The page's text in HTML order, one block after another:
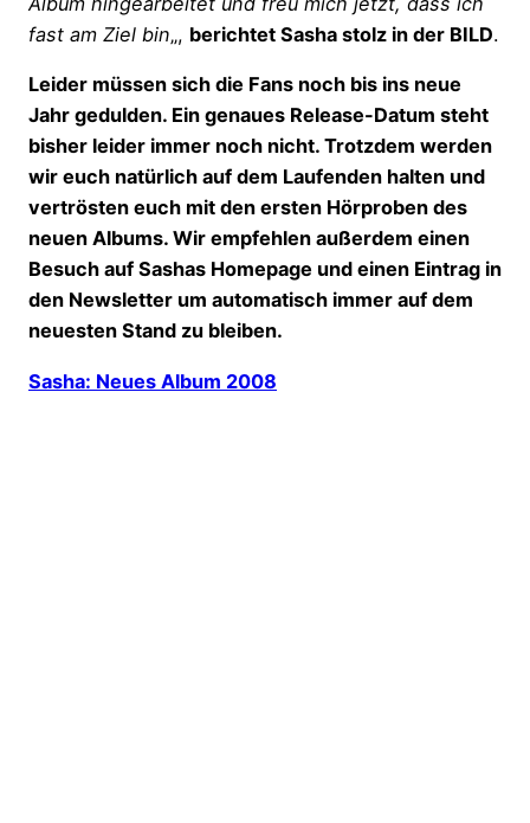
fast am Ziel bin„, berichtet Sasha stolz in der BILD.
Leider müssen sich die Fans noch bis ins neue
Jahr gedulden. Ein genaues Release-Datum steht
bisher leider immer noch nicht. Trotzdem werden
wir euch natürlich auf dem Laufenden halten und
vertrösten euch mit den ersten Hörproben des
neuen Albums. Wir empfehlen außerdem einen
Besuch auf Sashas Homepage und einen Eintrag in
den Newsletter um automatisch immer auf dem
neuesten Stand zu bleiben.
Sasha: Neues Album 2008